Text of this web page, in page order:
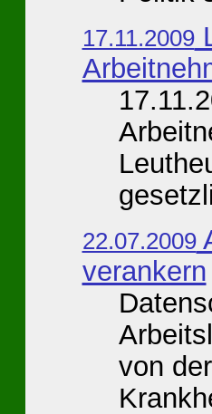
17.11.2009
22.07.2009
verankern
von